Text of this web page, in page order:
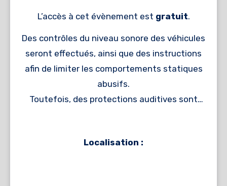
L’accès à cet évènement est gratuit.
Des contrôles du niveau sonore des véhicules
seront effectués, ainsi que des instructions
afin de limiter les comportements statiques
abusifs.
Toutefois, des protections auditives sont
Localisation :